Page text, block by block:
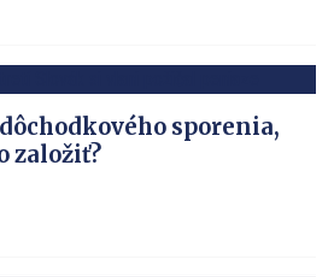
sporenia,
založiť?